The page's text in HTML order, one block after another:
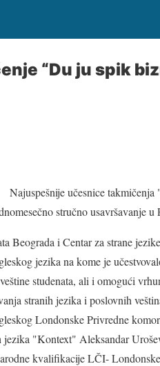
“Du ju spik
Najuspešnije učesnice
stručno usavršavanje
Beograda i Centar za strane
jezika na kome je
studenata, ali i omogući
stranih jezika i poslovnih
Londonske Privredne
jezika "Kontext" Aleksandar
kvalifikacije LČI-